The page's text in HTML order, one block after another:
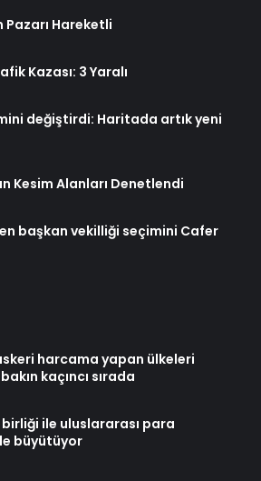
Pazarı Hareketli
Kazası: 3 Yaralı
değiştirdi: Haritada artık yeni
Kesim Alanları Denetlendi
başkan vekilliği seçimini Cafer
harcama yapan ülkeleri
kaçıncı sırada
birliği ile uluslararası para
büyütüyor